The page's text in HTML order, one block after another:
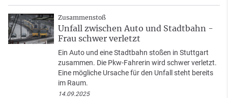
Zusammenstoß
Unfall zwischen Auto und Stadtbahn -
Frau schwer verletzt
Ein Auto und eine Stadtbahn stoßen in Stuttgart
zusammen. Die Pkw-Fahrerin wird schwer verletzt.
Eine mögliche Ursache für den Unfall steht bereits
im Raum.
14.09.2025